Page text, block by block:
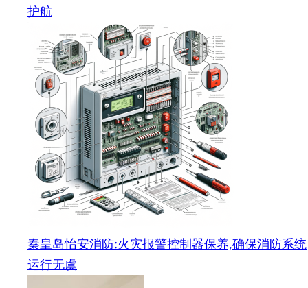
护航
秦皇岛怡安消防:火灾报警控制器保养,确保消防系统
运行无虞